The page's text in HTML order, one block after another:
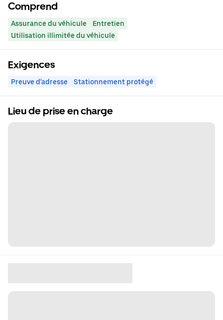
Comprend
Assurance du véhicule
Entretien
Utilisation illimitée du véhicule
Exigences
Preuve d'adresse Stationnement protégé
Lieu de prise en charge